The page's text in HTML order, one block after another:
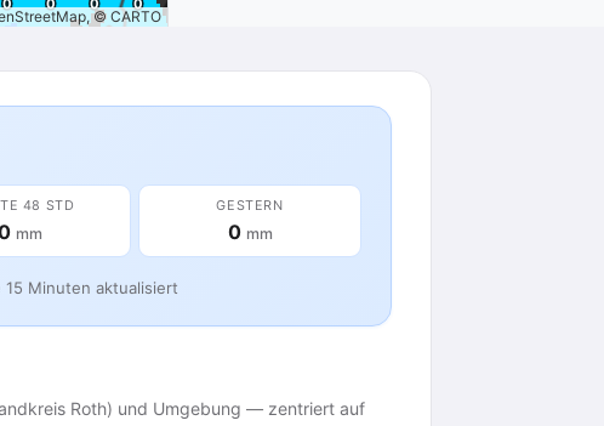
© CARTO
48 STD
mm
GESTERN
0 mm
15 Minuten aktualisiert
Roth) und Umgebung — zentriert auf